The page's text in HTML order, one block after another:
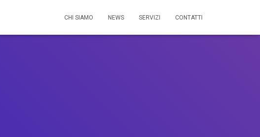
CHI SIAMO NEWS SERVIZI CONTATTI